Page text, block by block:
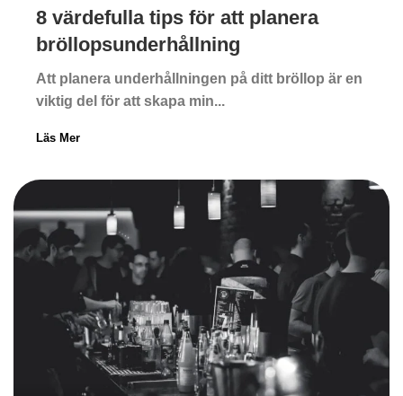
8 värdefulla tips för att planera
bröllopsunderhållning
Att planera underhållningen på ditt bröllop är en
viktig del för att skapa min...
Läs Mer